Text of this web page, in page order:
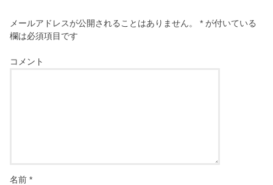
メールアドレスが公開されることはありません。 * が付いている
欄は必須項目です
コメント
名前*